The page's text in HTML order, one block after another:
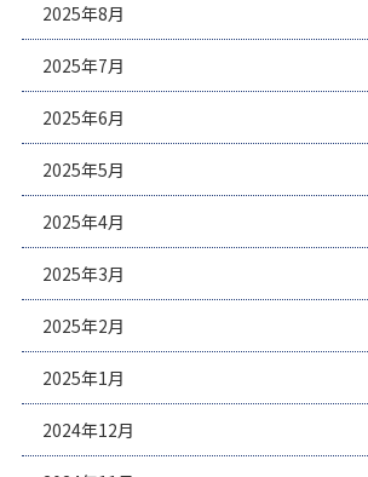
2025年8月
2025年7月
2025年6月
2025年5月
2025年4月
2025年3月
2025年2月
2025年1月
2024年12月